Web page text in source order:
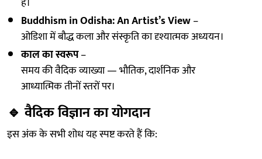
Buddhism in Odisha: An Artist’s View–
ओडिशा में बौद्ध कला और संस्कृति का दृश्यात्मक अध्ययन।
काल का स्वरूप–
समय की वैदिक व्याख्या — भौतिक, दार्शनिक और
आध्यात्मिक तीनों स्तरों पर।
🔹वैदिक विज्ञान का योगदान
इस अंक के सभी शोध यह स्पष्ट करते हैं कि: